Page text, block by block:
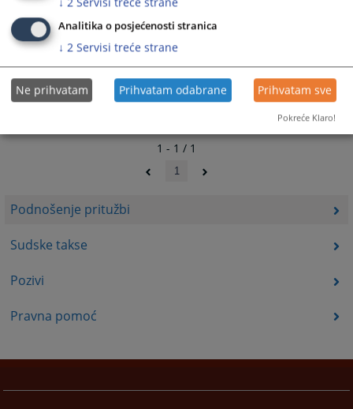
Podnošenje pritužbi
Sudske takse
Pozivi
Pravna pomoć
1 - 1 / 1
1
Analitika o posjećenosti stranica
↓ 2 Servisi treće strane
Ne prihvatam Prihvatam odabrane Prihvatam sve
Pokreće Klaro!